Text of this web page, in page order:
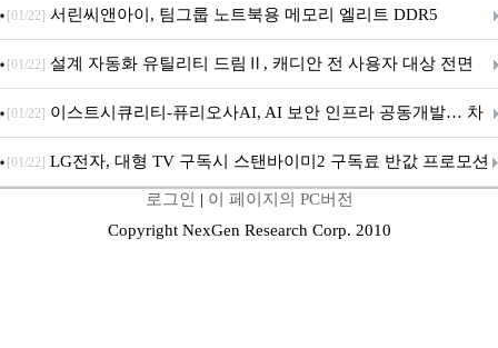
시
[01/22] 서린씨앤아이, 팀그룹 노트북용 메모리 엘리트 DDR5
5600MHz 16GB 출시
[01/22] 설계 자동화 유틸리티 드림Ⅱ, 캐디안 전 사용자 대상 전면
무상 배포
[01/22] 이스트시큐리티-퓨리오사AI, AI 보안 인프라 공동개발… 차
세대 AI 보안 플랫폼 구축
[01/22] LG전자, 대형 TV 구독시 스탠바이미2 구독료 반값 프로모션
로그인 | 이 페이지의 PC버전
Copyright NexGen Research Corp. 2010